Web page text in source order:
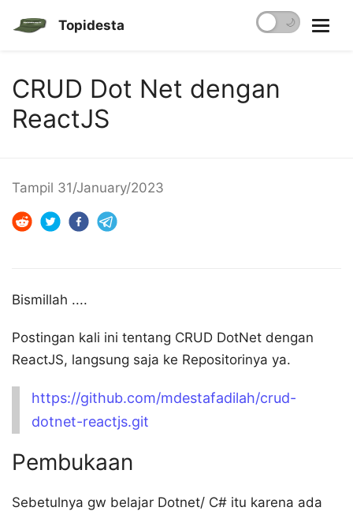
Topidesta 🌙
CRUD Dot Net dengan
ReactJS
Tampil 31/January/2023
Bismillah ....
Postingan kali ini tentang CRUD DotNet dengan
ReactJS, langsung saja ke Repositorinya ya.
https://github.com/mdestafadilah/crud-
dotnet-reactjs.git
Pembukaan
Sebetulnya gw belajar Dotnet/ C# itu karena ada